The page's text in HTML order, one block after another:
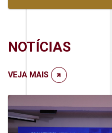
NOTÍCIAS
VEJA MAIS